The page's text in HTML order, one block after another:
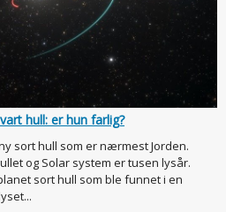
hull: er hun farlig?
sort hull som er nærmest Jorden.
og Solar system er tusen lysår.
sort hull som ble funnet i en